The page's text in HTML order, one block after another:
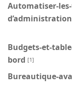
Automatiser-
d’administration
Budgets-et-
bord [1]
Bureautique-